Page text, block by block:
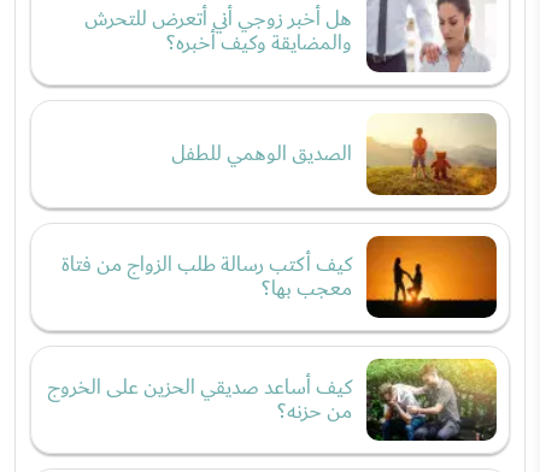
هل أخبر زوجي أني أتعرض للتحرش
والمضايقة وكيف أخبره؟
الصديق الوهمي للطفل
كيف أكتب رسالة طلب الزواج من فتاة
معجب بها؟
كيف أساعد صديقي الحزين على الخروج
من حزنه؟